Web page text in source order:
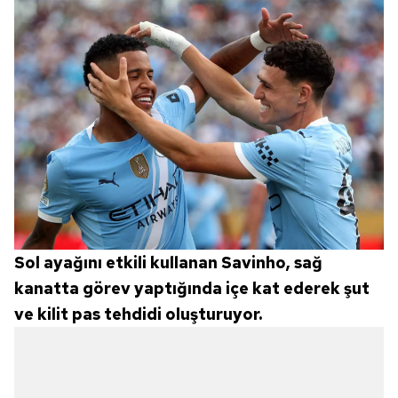
6698 sayılı Kişisel Verilerin Korunması Kanunu uyarınca
hazırlanmış Aydınlatma Metnimizi okumak ve sitemizde
ilgili mevzuata uygun olarak kullanılan çerezlerle ilgili bilgi
almak için lütfentıklayınız.
Sol ayağını etkili kullanan Savinho, sağ
kanatta görev yaptığında içe kat ederek şut
ve kilit pas tehdidi oluşturuyor.